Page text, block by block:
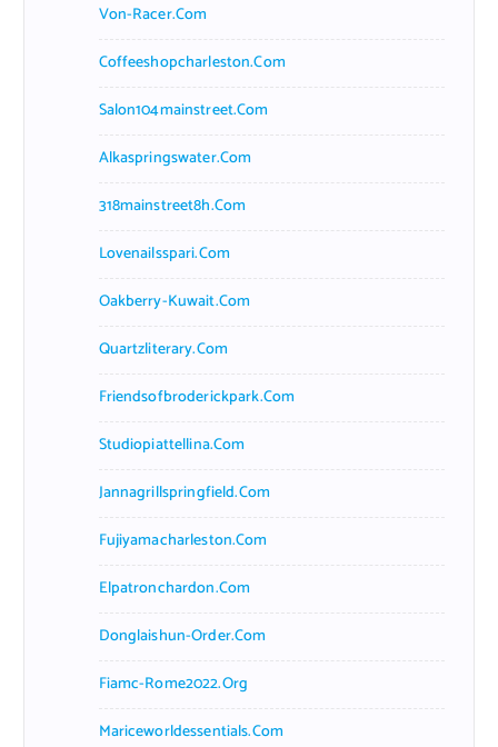
Von-Racer.com
Coffeeshopcharleston.com
Salon104mainstreet.com
Alkaspringswater.com
318mainstreet8h.com
Lovenailsspari.com
Oakberry-Kuwait.com
Quartzliterary.com
Friendsofbroderickpark.com
Studiopiattellina.com
Jannagrillspringfield.com
Fujiyamacharleston.com
Elpatronchardon.com
Donglaishun-Order.com
Fiamc-Rome2022.org
Mariceworldessentials.com